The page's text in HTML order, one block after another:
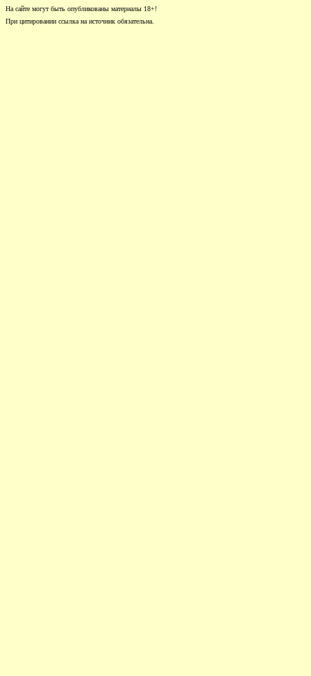
На сайте могут быть опубликованы материалы 18+!
При цитировании ссылка на источник обязательна.